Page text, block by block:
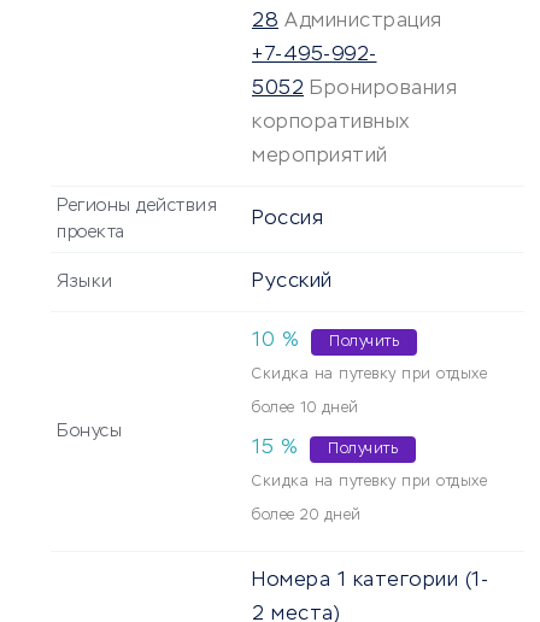
28 Администрация
+7-495-992-
5052 Бронирования
корпоративных
мероприятий
Регионы действия
проекта
Россия
Языки Русский
Бонусы
10 % Получить
Скидка на путевку при отдыхе
более 10 дней
15 % Получить
Скидка на путевку при отдыхе
более 20 дней
Номера 1 категории (1-
2 места)